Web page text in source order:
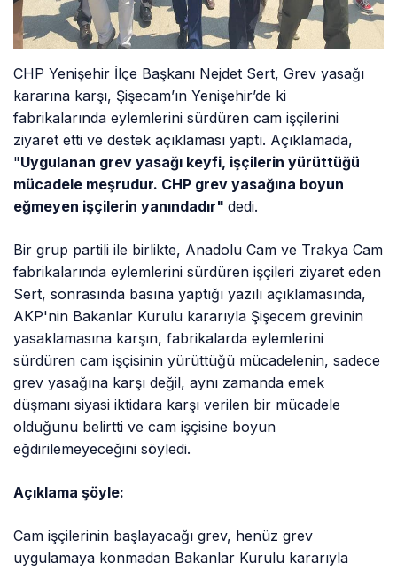
CHP Yenişehir İlçe Başkanı Nejdet Sert, Grev yasağı
kararına karşı, Şişecam’ın Yenişehir’de ki
fabrikalarında eylemlerini sürdüren cam işçilerini
ziyaret etti ve destek açıklaması yaptı. Açıklamada,
"Uygulanan grev yasağı keyfi, işçilerin yürüttüğü
mücadele meşrudur. CHP grev yasağına boyun
eğmeyen işçilerin yanındadır"dedi.
Bir grup partili ile birlikte, Anadolu Cam ve Trakya Cam
fabrikalarında eylemlerini sürdüren işçileri ziyaret eden
Sert, sonrasında basına yaptığı yazılı açıklamasında,
AKP'nin Bakanlar Kurulu kararıyla Şişecem grevinin
yasaklamasına karşın, fabrikalarda eylemlerini
sürdüren cam işçisinin yürüttüğü mücadelenin, sadece
grev yasağına karşı değil, aynı zamanda emek
düşmanı siyasi iktidara karşı verilen bir mücadele
olduğunu belirtti ve cam işçisine boyun
eğdirilemeyeceğini söyledi.
Açıklama şöyle:
Cam işçilerinin başlayacağı grev, henüz grev
uygulamaya konmadan Bakanlar Kurulu kararıyla